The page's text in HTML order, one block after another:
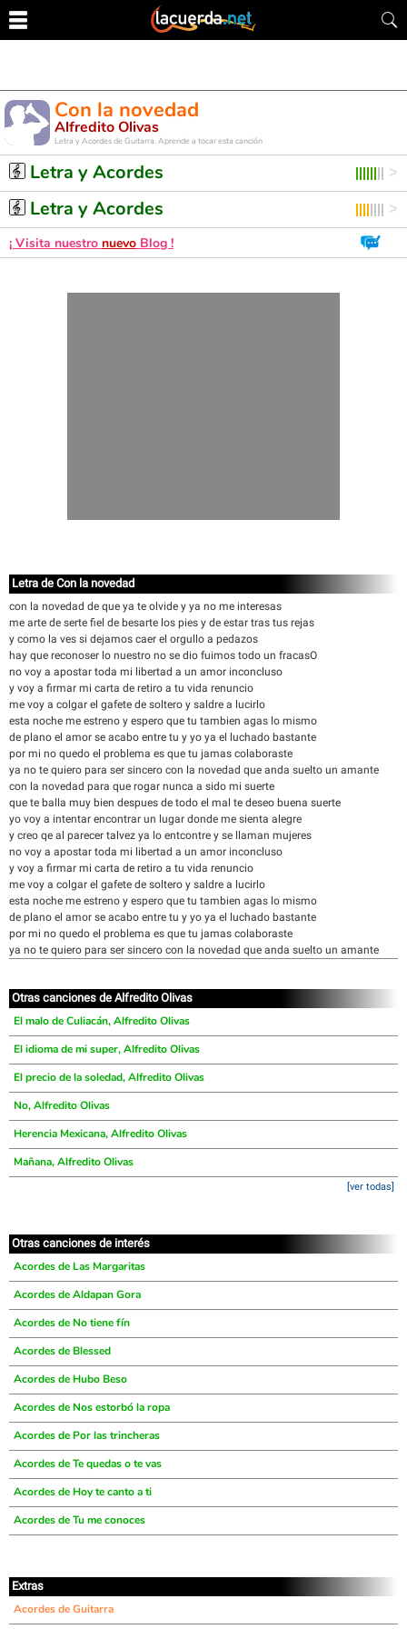
Con la novedad
Alfredito Olivas
Letra y Acordes de Guitarra. Aprende a tocar esta canción
Letra y Acordes
Letra y Acordes
¡ Visita nuestro nuevo Blog !
Letra de Con la novedad
con la novedad de que ya te olvide y ya no me interesas
me arte de serte fiel de besarte los pies y de estar tras tus rejas
y como la ves si dejamos caer el orgullo a pedazos
hay que reconoser lo nuestro no se dio fuimos todo un fracasO
no voy a apostar toda mi libertad a un amor inconcluso
y voy a firmar mi carta de retiro a tu vida renuncio
me voy a colgar el gafete de soltero y saldre a lucirlo
esta noche me estreno y espero que tu tambien agas lo mismo
de plano el amor se acabo entre tu y yo ya el luchado bastante
por mi no quedo el problema es que tu jamas colaboraste
ya no te quiero para ser sincero con la novedad que anda suelto un amante
con la novedad para que rogar nunca a sido mi suerte
que te balla muy bien despues de todo el mal te deseo buena suerte
yo voy a intentar encontrar un lugar donde me sienta alegre
y creo qe al parecer talvez ya lo entcontre y se llaman mujeres
no voy a apostar toda mi libertad a un amor inconcluso
y voy a firmar mi carta de retiro a tu vida renuncio
me voy a colgar el gafete de soltero y saldre a lucirlo
esta noche me estreno y espero que tu tambien agas lo mismo
de plano el amor se acabo entre tu y yo ya el luchado bastante
por mi no quedo el problema es que tu jamas colaboraste
ya no te quiero para ser sincero con la novedad que anda suelto un amante
Otras canciones de Alfredito Olivas
El malo de Culiacán, Alfredito Olivas
El idioma de mi super, Alfredito Olivas
El precio de la soledad, Alfredito Olivas
No, Alfredito Olivas
Herencia Mexicana, Alfredito Olivas
Mañana, Alfredito Olivas
[ver todas]
Otras canciones de interés
Acordes de Las Margaritas
Acordes de Aldapan Gora
Acordes de No tiene fín
Acordes de Blessed
Acordes de Hubo Beso
Acordes de Nos estorbó la ropa
Acordes de Por las trincheras
Acordes de Te quedas o te vas
Acordes de Hoy te canto a ti
Acordes de Tu me conoces
Extras
Acordes de Guitarra